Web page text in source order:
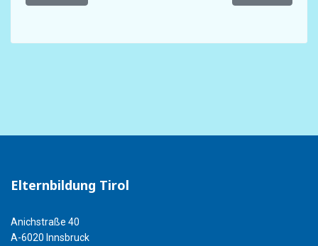
Elternbildung Tirol
Anichstraße 40
A-6020 Innsbruck